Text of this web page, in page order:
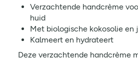
Verzachtende handcrème
huid
Met biologische kokosolie en
Kalmeert en hydrateert
Deze verzachtende handcrème